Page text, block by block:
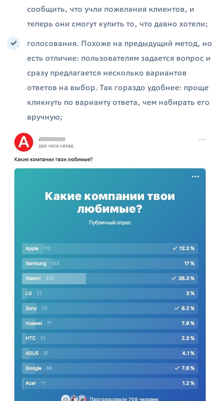
сообщить, что учли пожелания клиентов, и
теперь они смогут купить то, что давно хотели;
голосования. Похоже на предыдущий метод, но
есть отличие: пользователям задается вопрос и
сразу предлагается несколько вариантов
ответов на выбор. Так гораздо удобнее: проще
кликнуть по варианту ответа, чем набирать его
вручную;